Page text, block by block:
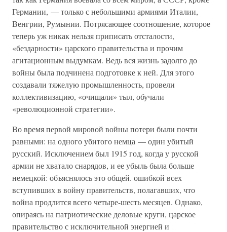
Германии, — только с небольшими армиями Италии,
Венгрии, Румынии. Потрясающее соотношение, которое
теперь уж никак нельзя приписать отсталости,
«бездарности» царского правительства и прочим
агитационным выдумкам. Ведь вся жизнь задолго до
войны была подчинена подготовке к ней. Для этого
создавали тяжелую промышленность, провели
коллективизацию, «очищали» тыл, обучали
«революционной стратегии».
Во время первой мировой войны потери были почти
равными: на одного убитого немца — один убитый
русский. Исключением был 1915 год, когда у русской
армии не хватало снарядов, и ее убыль была больше
немецкой: объяснялось это общей. ошибкой всех
вступивших в войну правительств, полагавших, что
война продлится всего четыре-шесть месяцев. Однако,
опираясь на патриотические деловые круги, царское
правительство с исключительной энергией и